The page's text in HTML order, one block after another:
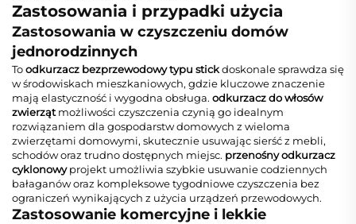
Zastosowania i przypadki użycia
Zastosowania w czyszczeniu domów
jednorodzinnych
Toodkurzacz bezprzewodowy typu stickdoskonale sprawdza się
w środowiskach mieszkaniowych, gdzie kluczowe znaczenie
mają elastyczność i wygodna obsługa. odkurzacz do włosów
zwierząt możliwości czyszczenia czynią go idealnym
rozwiązaniem dla gospodarstw domowych z wieloma
zwierzętami domowymi, skutecznie usuwając sierść z mebli,
schodów oraz trudno dostępnych miejsc. przenośny odkurzacz
cyklonowyprojekt umożliwia szybkie usuwanie codziennych
bałaganów oraz kompleksowe tygodniowe czyszczenia bez
ograniczeń wynikających z użycia urządzeń przewodowych.
Zastosowanie komercyjne i lekkie